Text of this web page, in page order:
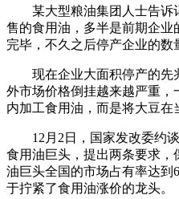
某大型粮油集团人士告诉
售的食用油，多半是前期企
完毕，不久之后停产企业的数
现在企业大面积停产的先
外市场价格倒挂越来越严重，
内加工食用油，而是将大豆在
12月2日，国家发改委约谈
食用油巨头，提出两条要求，
油巨头全国的市场占有率达到
于拧紧了食用油涨价的龙头。